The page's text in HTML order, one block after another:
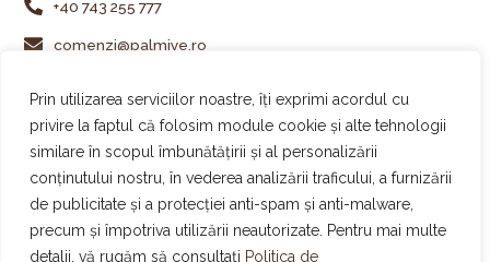
Prin utilizarea serviciilor noastre, îți exprimi acordul cu
privire la faptul că folosim module cookie și alte tehnologii
similare în scopul îmbunătățirii și al personalizării
conținutului nostru, în vederea analizării traficului, a furnizării
de publicitate și a protecției anti-spam și anti-malware,
precum și împotriva utilizării neautorizate. Pentru mai multe
detalii, vă rugăm să consultați Politica de
+40 743 255 777
comenzi@palmiye.ro
Urmărește-ne pe Instagram
Urmărește-ne pe Facebook
Urmărește-ne pe TikTok